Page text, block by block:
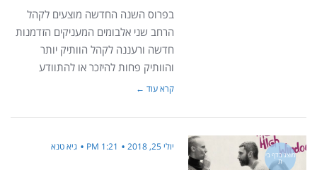
בפרוס השנה החדשה מוצעים לקהל
הרחב שני אלבומים המעניקים הזדמנות
חדשה ורעננה לקהל הוותיק יותר
והוותיק פחות להיזכר או להתוודע
קרא עוד ←
מוצג בדף בי
ת
יולי 25, 2018 1:21 PM גיא טנא